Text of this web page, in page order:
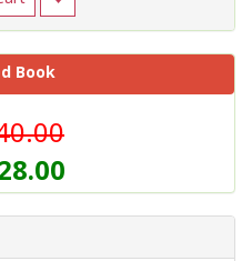
Book